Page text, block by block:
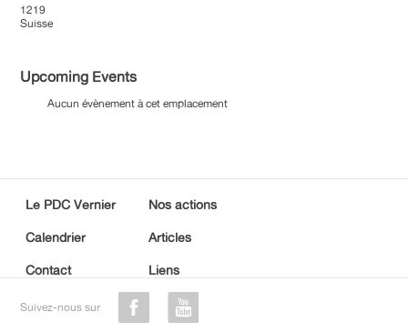
1219
Suisse
Upcoming Events
Aucun évènement à cet emplacement
Le PDC Vernier Nos actions
Calendrier Articles
Contact Liens
Suivez-nous sur